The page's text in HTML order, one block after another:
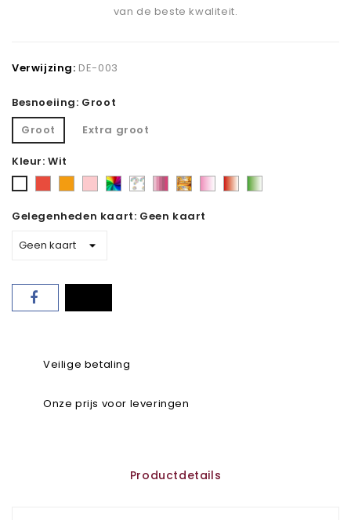
van de beste kwaliteit.
Verwijzing: DE-003
Besnoeiing: Groot
Groot
Extra groot
Kleur: Wit
Wit
RozeGevarieerd
Keuze RozeHerfst
Gelegenheden kaart: Geen kaart
Veilige betaling
Onze prijs voor leveringen
Productdetails